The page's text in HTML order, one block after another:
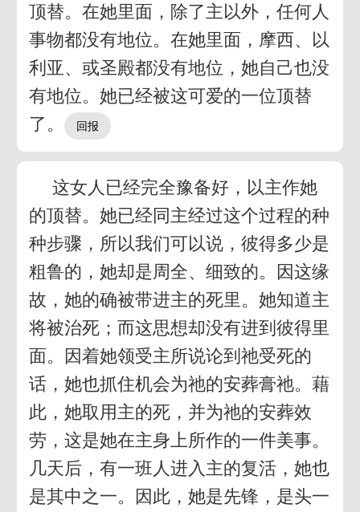
顶替。在她里面，除了主以外，任何人
事物都没有地位。在她里面，摩西、以
利亚、或圣殿都没有地位，她自己也没
有地位。她已经被这可爱的一位顶替
了。
这女人已经完全豫备好，以主作她
的顶替。她已经同主经过这个过程的种
种步骤，所以我们可以说，彼得多少是
粗鲁的，她却是周全、细致的。因这缘
故，她的确被带进主的死里。她知道主
将被治死；而这思想却没有进到彼得里
面。因着她领受主所说论到祂受死的
话，她也抓住机会为祂的安葬膏祂。藉
此，她取用主的死，并为祂的安葬效
劳，这是她在主身上所作的一件美事。
几天后，有一班人进入主的复活，她也
是其中之一。因此，她是先锋，是头一